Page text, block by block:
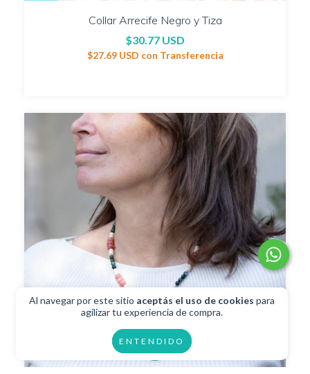
Al navegar por este sitio aceptás el uso de cookies para
agilizar tu experiencia de compra.
ENTENDIDO
Collar Arrecife Negro y Tiza
$30.77 USD
$27.69 USD con Transferencia